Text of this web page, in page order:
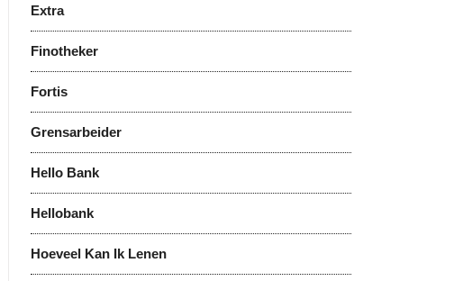
Extra
Finotheker
Fortis
Grensarbeider
Hello Bank
Hellobank
Hoeveel Kan Ik Lenen